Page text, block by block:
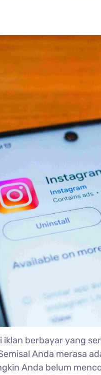
berbayar yang
Anda merasa
Anda belum